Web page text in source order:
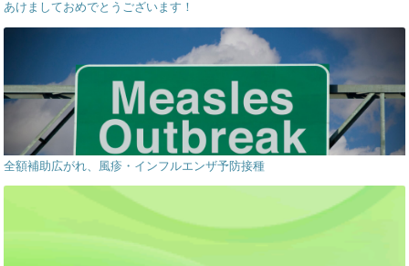
あけましておめでとうございます！
全額補助広がれ、風疹・インフルエンザ予防接種